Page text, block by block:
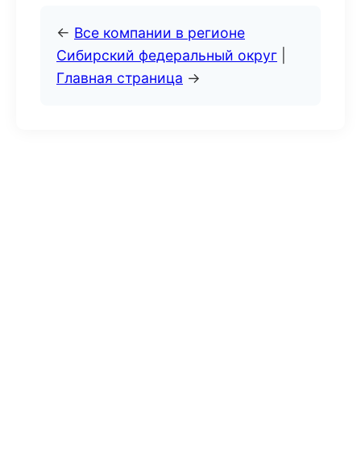
← Все компании в регионе
Сибирский федеральный округ
Главная страница →